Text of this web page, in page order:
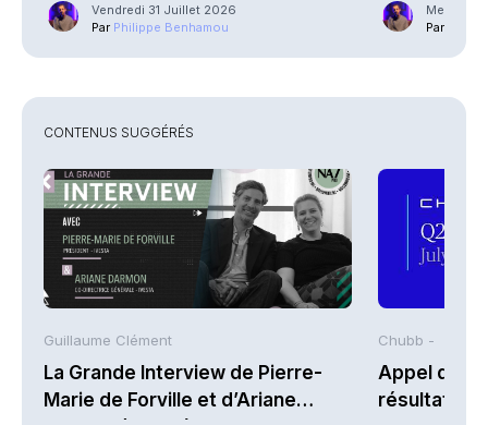
Vendredi 31 Juillet 2026
Par Philippe Benhamou
Mercredi
Par
CONTENUS SUGGÉRÉS
Guillaume Clément
La Grande Interview de Pierre-
Marie de Forville et d’Ariane
Chubb -
Appel de
résultats